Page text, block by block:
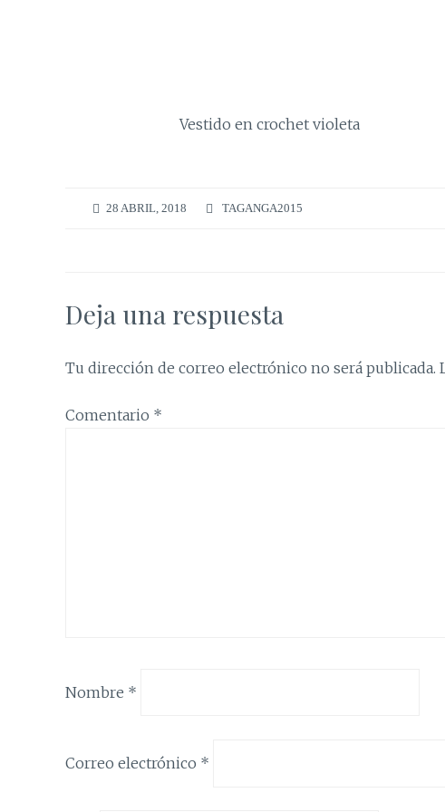
Vestido en crochet violeta
28 ABRIL, 2018 TAGANGA2015
Deja una respuesta
Tu dirección de correo electrónico no será publicada.
Comentario *
Nombre *
Correo electrónico *